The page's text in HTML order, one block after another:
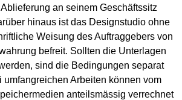
an seinem Geschäftssitz
hinaus ist das Designstudio ohne
Weisung des Auftraggebers von
befreit. Sollten die Unterlagen
sind die Bedingungen separat
umfangreichen Arbeiten können vom
anteilsmässig verrechnet